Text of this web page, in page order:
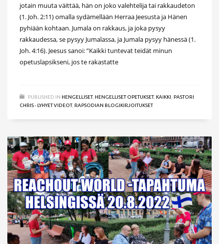
jotain muuta väittää, hän on joko valehtelija tai rakkaudeton
(1. Joh. 2:11) omalla sydämellään Herraa Jeesusta ja Hänen
pyhiään kohtaan. Jumala on rakkaus, ja joka pysyy
rakkaudessa, se pysyy Jumalassa, ja Jumala pysyy hänessä (1.
Joh. 4:16). Jeesus sanoi: ”Kaikki tuntevat teidät minun
opetuslapsikseni, jos te rakastatte
PUBLISHED IN HENGELLISET, HENGELLISET OPETUKSET, KAIKKI
PASTORI
CHRIS - LYHYET VIDEOT, RAPSODIAN BLOGIKIRJOITUKSET